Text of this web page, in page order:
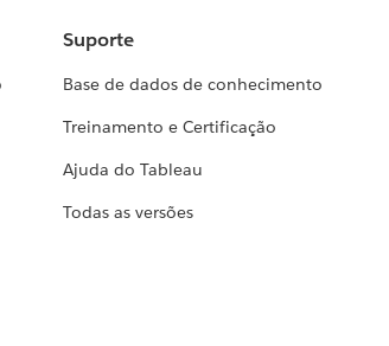
Suporte
Base de dados de conhecimento
Treinamento e Certificação
Ajuda do Tableau
Todas as versões